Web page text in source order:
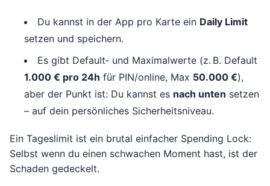
Du kannst in der App pro Karte ein Daily Limit
setzen und speichern.
Es gibt Default‑ und Maximalwerte (z. B. Default
1.000 € pro 24h für PIN/online, Max 50.000 €),
aber der Punkt ist: Du kannst es nach unten setzen
– auf dein persönliches Sicherheitsniveau.
Ein Tageslimit ist ein brutal einfacher Spending Lock:
Selbst wenn du einen schwachen Moment hast, ist der
Schaden gedeckelt.